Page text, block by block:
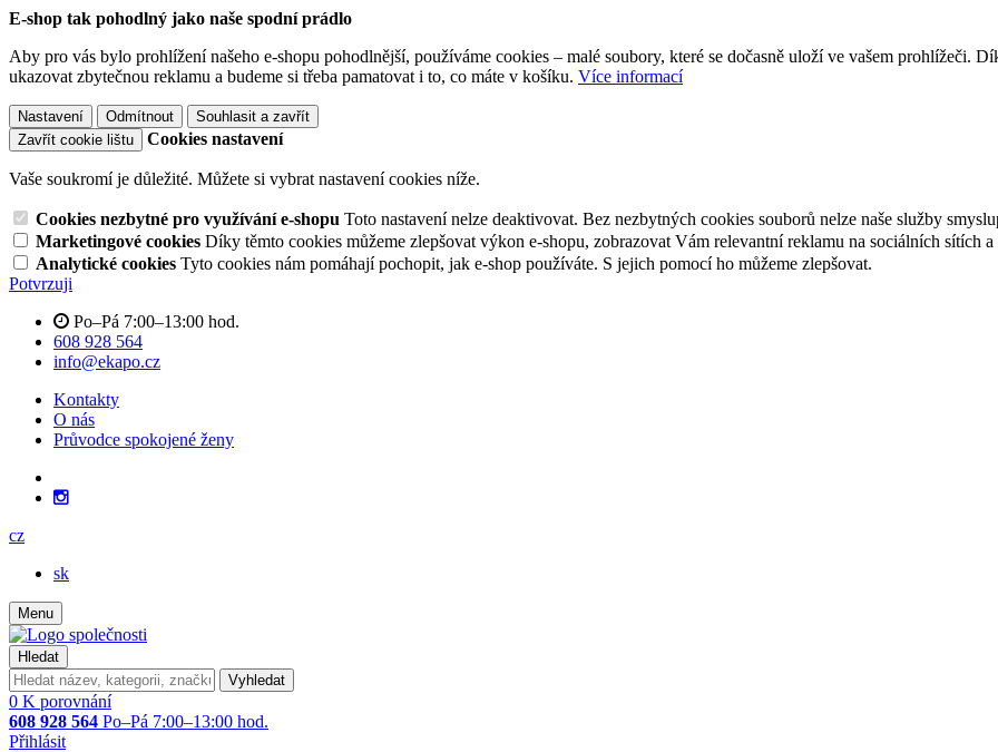
E-shop tak pohodlný jako naše spodní prádlo
Aby pro vás bylo prohlížení našeho e-shopu pohodlnější, používáme cookies – malé soubory, které se dočasně uloží ve vašem prohlížeči.
ukazovat zbytečnou reklamu a budeme si třeba pamatovat i to, co máte v košíku. Více informací
Nastavení Odmítnout
Souhlasit a zavřít
Zavřít cookie lištu
Cookies nastavení
Vaše soukromí je důležité. Můžete si vybrat nastavení cookies níže.
Cookies nezbytné pro využívání e-shopu Toto nastavení nelze deaktivovat. Bez nezbytných cookies souborů nelze naše služby
Marketingové cookies Díky těmto cookies můžeme zlepšovat výkon e-shopu, zobrazovat Vám relevantní reklamu na sociálních sítích
Analytické cookies Tyto cookies nám pomáhají pochopit, jak e-shop používáte. S jejich pomocí ho můžeme zlepšovat.
Potvrzuji
Po–Pá 7:00–13:00 hod.
608 928 564
info@ekapo.cz
Kontakty
O nás
Průvodce spokojené ženy
cz
sk
Menu
Hledat
Vyhledat
0 K porovnání
608 928 564 Po–Pá 7:00–13:00 hod.
Přihlásit